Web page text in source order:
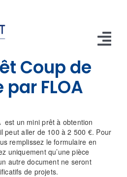
VOITURE
Coup de
FLOA
est un mini prêt à obtention
peut aller de 100 à 2 500 €. Pour
remplissez le formulaire en
uniquement qu’une pièce
autre document ne seront
de projets.